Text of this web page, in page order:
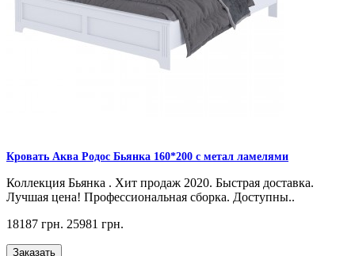
Кровать Аква Родос Бьянка 160*200 с метал ламелями
Коллекция Бьянка . Хит продаж 2020. Быстрая доставка.
Лучшая цена! Профессиональная сборка. Доступны..
18187 грн. 25981 грн.
Заказать